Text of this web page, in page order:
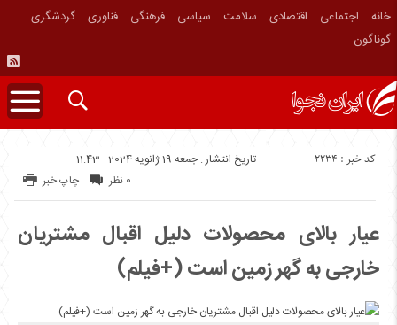
خانه اجتماعی اقتصادی سلامت سیاسی فرهنگی فناوری
گردشگری
گوناگون
تاریخ انتشار : جمعه 19 ژانویه 2024 - 11:43 کد خبر : 2234
چاپ خبر 0 نظر
عیار بالای محصولات دلیل اقبال مشتریان
خارجی به گهر زمین است (+فیلم)